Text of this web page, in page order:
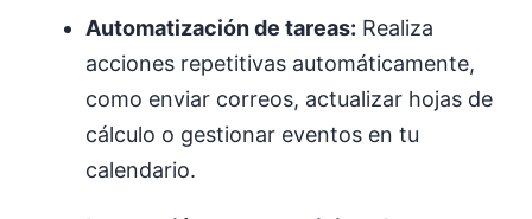
Automatización de tareas: Realiza
acciones repetitivas automáticamente,
como enviar correos, actualizar hojas de
cálculo o gestionar eventos en tu
calendario.